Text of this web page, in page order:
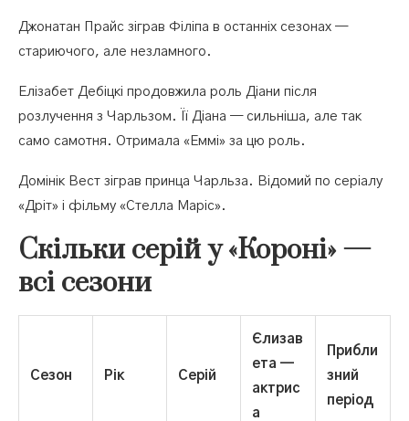
Джонатан Прайс зіграв Філіпа в останніх сезонах —
стариючого, але незламного.
Елізабет Дебіцкі продовжила роль Діани після
розлучення з Чарльзом. Її Діана — сильніша, але так
само самотня. Отримала «Еммі» за цю роль.
Домінік Вест зіграв принца Чарльза. Відомий по серіалу
«Дріт» і фільму «Стелла Маріс».
Скільки серій у «Короні» —
всі сезони
Сезон Рік Серій
Єлизав
ета —
актрис
а
Прибли
зний
період